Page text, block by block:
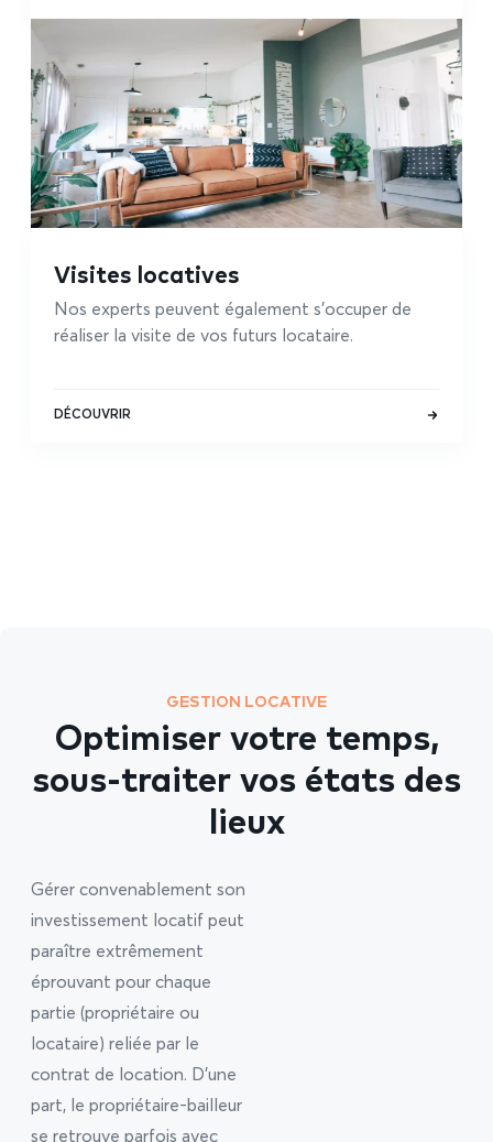
Visites locatives
Nos experts peuvent également s'occuper de
réaliser la visite de vos futurs locataire.
DÉCOUVRIR
GESTION LOCATIVE
Optimiser votre temps,
sous-traiter vos états des
lieux
Gérer convenablement son
investissement locatif peut
paraître extrêmement
éprouvant pour chaque
partie (propriétaire ou
locataire) reliée par le
contrat de location. D’une
part, le propriétaire-bailleur
se retrouve parfois avec